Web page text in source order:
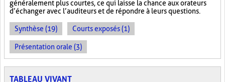
généralement plus courtes, ce qui laisse la chance aux orateurs
d’échanger avec l’auditeurs et de répondre à leurs questions.
Synthèse (19) Courts exposés (1)
Présentation orale (3)
TABLEAU VIVANT